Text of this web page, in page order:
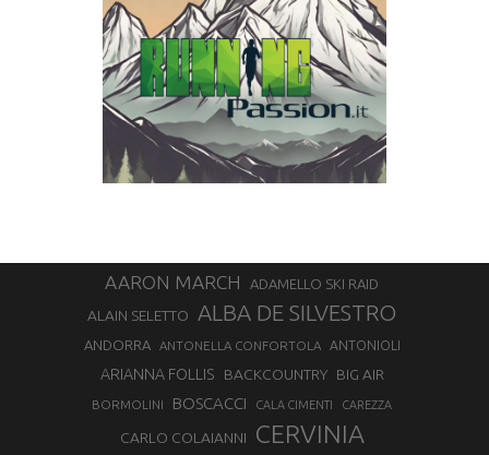
AARON MARCH ADAMELLO SKI RAID
ALAIN SELETTO ALBA DE SILVESTRO
ANDORRA ANTONELLA CONFORTOLA ANTONIOLI
ARIANNA FOLLIS BACKCOUNTRY BIG AIR
BORMOLINI BOSCACCI CALA CIMENTI CAREZZA
CARLO COLAIANNI CERVINIA